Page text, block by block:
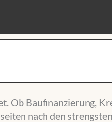
Ob Baufinanzierung,
nach den strengsten